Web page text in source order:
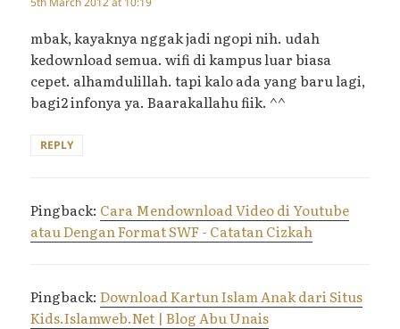
mbak, kayaknya nggak jadi ngopi nih. udah
kedownload semua. wifi di kampus luar biasa
cepet. alhamdulillah. tapi kalo ada yang baru lagi,
bagi2 infonya ya. Baarakallahu fiik. ^^
REPLY
Pingback: Cara Mendownload Video di Youtube
atau Dengan Format SWF - Catatan Cizkah
Pingback:Download Kartun Islam Anak dari Situs
Kids.Islamweb.Net | Blog Abu Unais